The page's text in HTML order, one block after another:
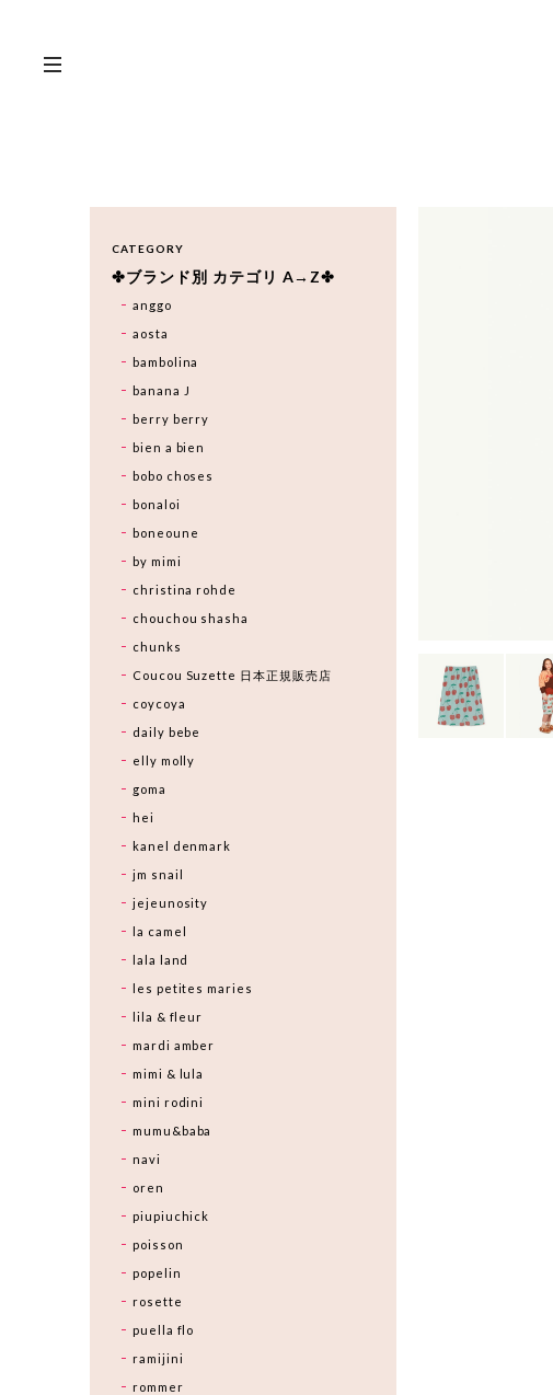
CATEGORY
✤ブランド別 カテゴリ A→Z✤
anggo
aosta
bambolina
banana J
berry berry
bien a bien
bobo choses
bonaloi
boneoune
by mimi
christina rohde
chouchou shasha
chunks
Coucou Suzette 日本正規販売店
coycoya
daily bebe
elly molly
goma
hei
kanel denmark
jm snail
jejeunosity
la camel
lala land
les petites maries
lila & fleur
mardi amber
mimi & lula
mini rodini
mumu&baba
navi
oren
piupiuchick
poisson
popelin
rosette
puella flo
ramijini
rommer